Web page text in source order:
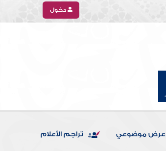
دخول
عرض موضوعي تراجم الأعلام